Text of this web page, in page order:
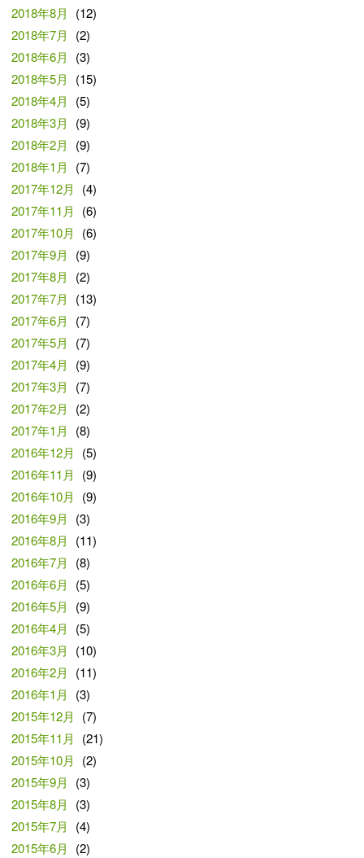
2018年8月
(12)
2018年7月
(2)
2018年6月
(3)
2018年5月
(15)
2018年4月
(5)
2018年3月
(9)
2018年2月
(9)
2018年1月
(7)
2017年12月
(4)
2017年11月
(6)
2017年10月
(6)
2017年9月
(9)
2017年8月
(2)
2017年7月
(13)
2017年6月
(7)
2017年5月
(7)
2017年4月
(9)
2017年3月
(7)
2017年2月
(2)
2017年1月
(8)
2016年12月
(5)
2016年11月
(9)
2016年10月
(9)
2016年9月
(3)
2016年8月
(11)
2016年7月
(8)
2016年6月
(5)
2016年5月
(9)
2016年4月
(5)
2016年3月
(10)
2016年2月
(11)
2016年1月
(3)
2015年12月
(7)
2015年11月
(21)
2015年10月
(2)
2015年9月
(3)
2015年8月
(3)
2015年7月
(4)
2015年6月
(2)